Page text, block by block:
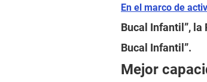
En el marco de
Bucal Infantil”, la
Bucal Infantil”.
Mejor